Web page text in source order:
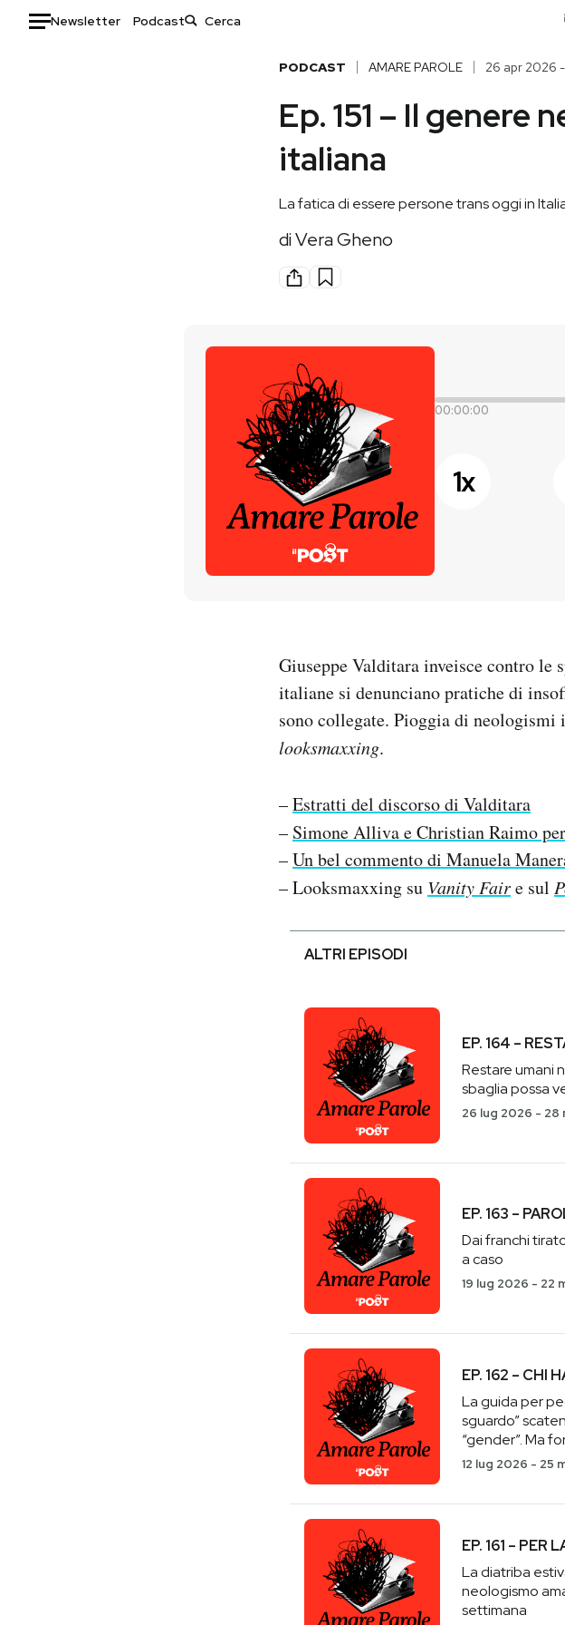
Newsletter Podcast
Consumismi
Storie/Idee
Mondiali calcio 2026
PODCAST AMARE PAROLE 26 apr 2026
Ep. 151 – Il genere
italiana
La fatica di essere persone trans oggi in
diVera Gheno
00:00:00
1x
Giuseppe Valditara inveisce contro
italiane si denunciano pratiche di
sono collegate. Pioggia di
looksmaxxing.
–Estratti del discorso di Valditara
– Simone Alliva e Christian Raimo per
–Un bel commento di Manuela
– Looksmaxxing su Vanity Faire sul
ALTRI EPISODI
EP. 164 –
Restare umani
sbaglia possa
26 lug 2026 - 28
EP. 163 –
Dai franchi
a caso
19 lug 2026 - 22
EP. 162 – CHI
La guida per
sguardo”
“gender”. Ma
12 lug 2026 - 25
EP. 161 – PER
La diatriba
neologismo
settimana